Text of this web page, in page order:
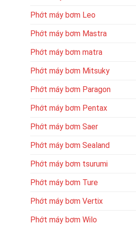
Phớt máy bơm Leo
Phớt máy bơm Mastra
Phớt máy bơm matra
Phớt máy bơm Mitsuky
Phớt máy bơm Paragon
Phớt máy bơm Pentax
Phớt máy bơm Saer
Phớt máy bơm Sealand
Phớt máy bơm tsurumi
Phớt máy bơm Ture
Phớt máy bơm Vertix
Phớt máy bơm Wilo